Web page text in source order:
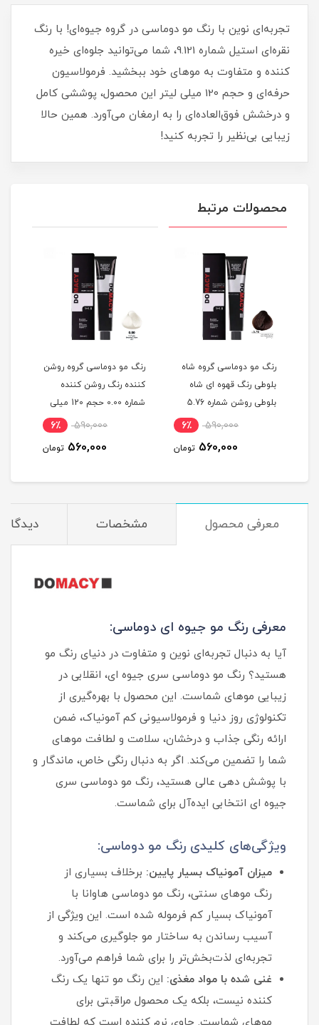
تجربه‌ای نوین با رنگ مو دوماسی در گروه جیوه‌ای! با رنگ
نقره‌ای استیل شماره 9.121، شما می‌توانید جلوه‌ای خیره‌
کننده و متفاوت به موهای خود ببخشید. فرمولاسیون
حرفه‌ای و حجم 120 میلی‌ لیتر این محصول، پوششی کامل
و درخشش فوق‌العاده‌ای را به ارمغان می‌آورد. همین حالا
زیبایی بی‌نظیر را تجربه کنید!
محصولات مرتبط
رنگ مو دوماسی گروه شاه
بلوطی رنگ قهوه ای شاه
بلوطی روشن شماره 5.76
590,000 6٪
560,000 تومان
رنگ مو دوماسی گروه روشن
کننده رنگ روشن کننده
شماره 0.00 حجم 120 میلی
590,000 6٪
560,000 تومان
معرفی محصول مشخصات
معرفی رنگ مو جیوه ای دوماسی:
آیا به دنبال تجربه‌ای نوین و متفاوت در دنیای رنگ مو
هستید؟ رنگ مو دوماسی سری جیوه ای، انقلابی در
زیبایی موهای شماست. این محصول با بهره‌گیری از
تکنولوژی روز دنیا و فرمولاسیونی کم‌ آمونیاک، ضمن
ارائه رنگی جذاب و درخشان، سلامت و لطافت موهای
شما را تضمین می‌کند. اگر به دنبال رنگی خاص، ماندگار و
با پوشش‌ دهی عالی هستید، رنگ مو دوماسی سری
جیوه ای انتخابی ایده‌آل برای شماست.
ویژگی‌های کلیدی رنگ مو دوماسی:
میزان آمونیاک بسیار پایین: برخلاف بسیاری از
رنگ موهای سنتی، رنگ مو دوماسی هاوانا با
آمونیاک بسیار کم فرموله شده است. این ویژگی از
آسیب رساندن به ساختار مو جلوگیری می‌کند و
تجربه‌ای لذت‌بخش‌تر را برای شما فراهم می‌آورد.
غنی شده با مواد مغذی: این رنگ مو تنها یک رنگ‌
کننده نیست، بلکه یک محصول مراقبتی برای